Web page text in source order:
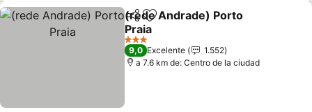
CompartirAñadir a favoritos
(rede Andrade) Porto
Praia
3 Estrellas
9,0 Excelente
1.552
a 7.6 km de: Centro de la ciudad